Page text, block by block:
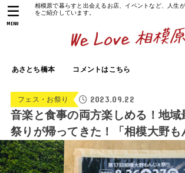
相模原で暮らすと出会えるお店、イベントなど、人生
をご紹介しています。
あさとち橋本 コメントはこちら
MENU
フェス・お祭り 2023.09.22
音楽と食事の両方楽しめる！地域
祭りが帰ってきた！「相模大野も